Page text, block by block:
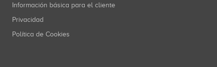
Información básica para el cliente
Privacidad
Política de Cookies